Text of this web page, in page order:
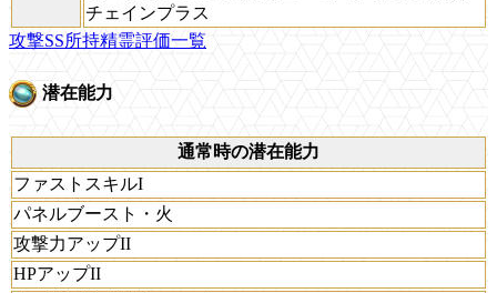
チェインプラス
攻撃SS所持精霊評価一覧
潜在能力
通常時の潜在能力
ファストスキルI
パネルブースト・火
攻撃力アップII
HPアップII